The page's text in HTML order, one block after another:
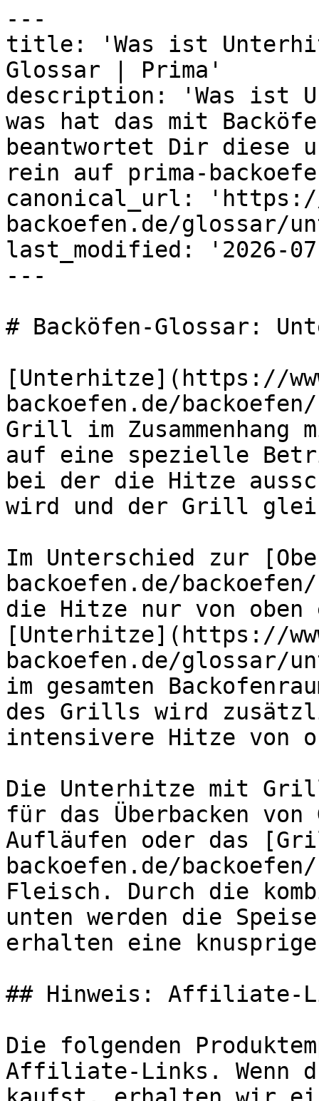
---
title: 'Was ist
Glossar | Prima'
description: 'Was ist
was hat das mit
beantwortet Dir diese
rein auf prima-
canonical_url: 'https://
backoefen.de/
last_modified: '2026-
---
# Backöfen-Glossar:
[Unterhitze](https://
backoefen.de/
Grill im
auf eine spezielle
bei der die Hitze
wird und der Grill
Im Unterschied zur
backoefen.de/
die Hitze nur von
[Unterhitze](https://
backoefen.de/glossar/
im gesamten
des Grills wird
intensivere Hitze von
Die Unterhitze mit
für das Überbacken
Aufläufen oder das
backoefen.de/
Fleisch. Durch die
unten werden die
erhalten eine
## Hinweis: Affiliate-
Die folgenden
Affiliate-Links. Wenn